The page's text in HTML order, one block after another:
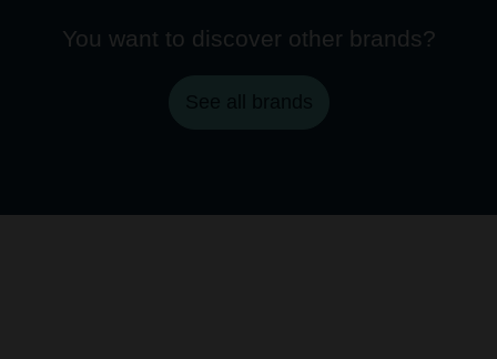
You want to discover other brands?